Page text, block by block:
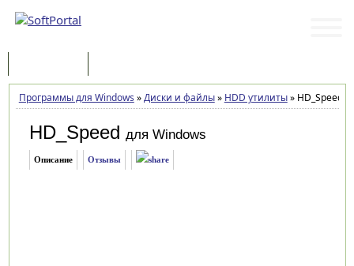
Программы для Windows »Диски и файлы» HDD утилиты»HD_Speed
HD_Speed для Windows
Описание Отзывы